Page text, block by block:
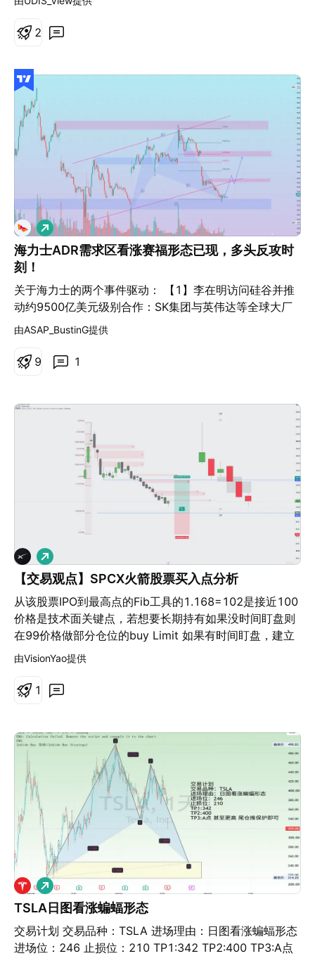
自 2016 年 4 月起担任总裁，自 2017 年 7 月起担任首
席执行官。 托马斯·K. 自 2019 年以来，皮戈特曾担任首
席财务官、副总裁和助理秘书。 从 2021 年到 2026 年 7
理结构转变发生在董事会主席层面：约翰·B. 小格拉赫担任
执行主席直至 2023 年 12 月退休，之后长期担任独立董
事的艾伦·F·格拉赫接任。 此前担任首席独立董事的哈里斯
出任董事长。 首席执行官和董事长职位仍然分开。 战略
和文化影响： CEO 和 CFO 的持续性得到了资本配置、许
可扩张、成本削减和以食品为中心的投资组合发展的支
持。 在同一支高级管理团队的领导下，该公司收购了亚特
兰大工厂，关闭了效率较低的米尔皮塔斯工厂，将公司名
称从兰开斯特殖民地改为马泽蒂，并完成了对巴坎的4亿
美元收购。 此次主席更迭标志着公司治理结构的转变，从
由前首席执行官兼主要家族股东担任执行主席，转变为由
具有丰富包装食品和消费者营销经验的独立主席。 该公司
强独立监督，同时保持管理层的战略连续性。 为什么这家
公司被纳入我的模型投资组合？ 是的，目前每股收益没有
增长；然而，总收入的长期稳定增长、强劲的应收账款周
金流表明其财务状况稳健。 股本回报率和毛利率的长期增
率和应付账款周转天数缺乏进展需要谨慎对待。 该公司市
盈率为 16.7，估值看起来可以接受。 目前没有任何可能
威胁公司稳定或导致公司破产的重大消息。 考虑到分散系
数为 20，且当前股价与年度平均每股收益 (EPS) 的偏差
超过 4 倍，以最近一个交易日的收盘价将我 5% 的资金配
置到该公司看起来是合理的，同时保持了仓位的平衡。
低仓位的机会。 如果特斯拉开始在上周低点附近横向整
市场正逐步接受此次跌破关键支撑，而非将其视为假跌
下测试的可能性。 已经跌破的 4 月低点，如今将成为最
重要的技术参考位置。过去的支撑往往会在反弹过程中转
变为重要阻力，因此该区域很可能成为空方重新掌握主导
权的位置。若反弹无法有效站上该水平，将进一步确认目
前的空头结构。 相反，如果股价能够强势重新收复 4 月
低点，则将是多方重新取得控制权的重要信号，也可能迫
使押注进一步下跌的市场参与者重新评估当前趋势的强
度。 因此，与其将焦点放在财报本身，不如持续观察市场
在这些前支撑位附近的价格反应。相较于引发此次行情的
财报标题，这些价格行为更能反映市场真正的交易信心。
免责声明：本文仅供信息分享与学习参考之用，不构成任
何投资建议，亦未考虑任何投资者的个人财务状况或投资
目标。文中涉及的任何历史业绩信息，均不代表未来表现
或投资结果。社交媒体内容不适用于英国居民。 差价合约
（CFD）及点差交易属于高风险的杠杆金融产品，可能导
致资金迅速亏损。 78.48%的零售投资者账户在与本提供
价合约及点差交易的运作方式，并审慎评估自己是否有能
在 160 亿至 165 亿美元之间。在上半年回购了 35 亿美
更引人注目的故事发生在基础设施层。Verizon 与谷歌签
议。谷歌租赁未点亮的纤芯并接入自己的光学设备，从而
保持端到端的控制权。Verizon 则以极低的增量运营成本
实现了闲置产能的变现。首席执行官丹·舒尔曼（Dan
Schulman）预计，年底前还将签订多份价值数项数十亿
美元的基础设施合同。传统的中心机房正在被改造为边缘
推理站点，以缩短终端用户附近 AI 工作负载的延迟。与
亚马逊云科技（AWS）和微软的合作进一步扩大了这一边
缘布局。 主权与国防需求构成了第二个增长极。美国国防
部在 Spiral 4 项目下选择 Verizon 提供先进的无线移动服
务。一项价值 9800 万美元的国防部合同延长项目涵盖了
安全的点对点连接。美国海岸警卫队则单独签发了一份价
值 6600 万美元的 EIS 任务订单。基于零信任架构
（Zero-Trust）的专用 5G 网络目前已服务于多个战略国
防基地。在国际方面，与 BT Group 成立的 50:50 合资企
并。该平台为 180 个国家的 3000 多家跨国客户提供服
栈的商业价值。Verizon 为美国的新款宝马（BMW）和
MINI 车辆提供 5G 和 LTE 服务，由 KDDI 负责平台管
理。该部署基于符合 3GPP Release 16 标准的全国性 5G
独立组网（SA）核心网运行，可为对延迟敏感的应用提供
未来的网络切片（Network Slicing）功能。专利活动主要
集中在 5G 核心网编排、虚拟化 RAN（vRAN）和自愈网
络功能方面。目前的投资疑问在于，市场是否仍将
Verizon 定价为一家成熟的无线运营商，而非一家数字基
础设施提供商。
2
海力士ADR需求区看涨赛福形态已现，多头反攻时
刻！
关于海力士的两个事件驱动： 【1】李在明访问硅谷并推
动约9500亿美元级别合作：SK集团与英伟达等全球大厂
推进先进存储半导体长期供应合作，规模约7500亿美元。
涉及芯片/记忆体设计合作、对NAVER等投资。 三星电子
与博通签署MOU，围绕先进存储供应及AI芯片晶圆代工合
建设、约200万颗GPU供应相关投资合作等。 【2】海力
士Q2季度财报时间：7月29日（周三）上午9:00，对应美
东时间约7月28日晚上。 无可厚非，周末的这个消息对下
周海力士以及整个半导体都有积极的推动作用，那么存储
大考也将在周三揭晓，在Q2数据尘埃落定之前，刚好出现
了一个很难拒绝的做多moment。 来看下技术面，经过周
五的持续打压，当前海力士价格已经回落到153附近，这
此向上做多盈亏比合适且性价比高，短线压力160，更上
方165-168重点关注突破情况。
做
多
由ASAP_BustinG提供
1
9
【交易观点】SPCX火箭股票买入点分析
从该股票IPO到最高点的Fib工具的1.168=102是接近100
价格是技术面关键点，若想要长期持有如果没时间盯盘则
在99价格做部分仓位的buy Limit 如果有时间盯盘，建立
持仓的关键位置在日线形态确认收饱满的看涨吞没形态做
资金一次性减仓买入。
做
多
由VisionYao提供
1
TSLA日图看涨蝙蝠形态
交易计划 交易品种：TSLA 进场理由：日图看涨蝙蝠形态
进场位：246 止损位：210 TP1:342 TP2:400 TP3:A点
做
多